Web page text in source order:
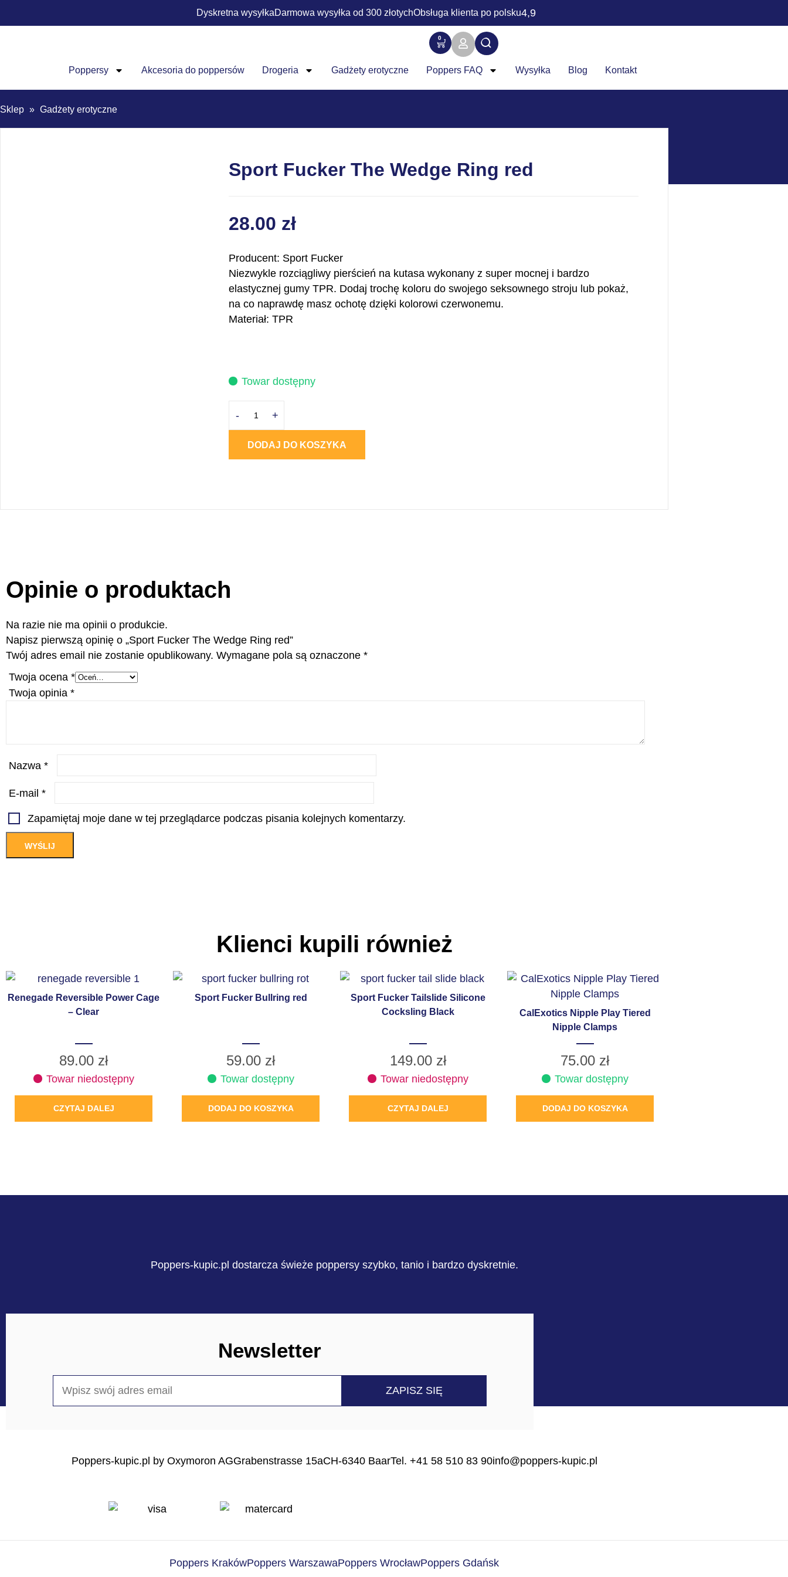
Dyskretna wysyłkaDarmowa wysyłka od 300 złotychObsługa klienta po polsku4,9
0
Poppersy Akcesoria do poppersów Drogeria Gadżety erotyczne Poppers FAQ Wysyłka Blog Kontakt
Sklep » Gadżety erotyczne
Sport Fucker The Wedge Ring red
28.00 zł
Producent: Sport Fucker
Niezwykle rozciągliwy pierścień na kutasa wykonany z super mocnej i bardzo
elastycznej gumy TPR. Dodaj trochę koloru do swojego seksownego stroju lub pokaż,
na co naprawdę masz ochotę dzięki kolorowi czerwonemu.
Materiał: TPR
Towar dostępny
- +
DODAJ DO KOSZYKA
Opinie o produktach
Na razie nie ma opinii o produkcie.
Napisz pierwszą opinię o „Sport Fucker The Wedge Ring red”
Twój adres email nie zostanie opublikowany. Wymagane pola są oznaczone *
Twoja ocena *
Twoja opinia *
Nazwa *
E-mail *
Zapamiętaj moje dane w tej przeglądarce podczas pisania kolejnych komentarzy.
Klienci kupili również
Renegade Reversible Power Cage
– Clear
89.00 zł
Towar niedostępny
CZYTAJ DALEJ
Sport Fucker Bullring red
59.00 zł
Towar dostępny
DODAJ DO KOSZYKA
Sport Fucker Tailslide Silicone
Cocksling Black
149.00 zł
Towar niedostępny
CZYTAJ DALEJ
CalExotics Nipple Play Tiered
Nipple Clamps
75.00 zł
Towar dostępny
DODAJ DO KOSZYKA
Poppers-kupic.pl dostarcza świeże poppersy szybko, tanio i bardzo dyskretnie.
Newsletter
Poppers-kupic.pl by Oxymoron AGGrabenstrasse 15aCH-6340 BaarTel. +41 58 510 83 90info@poppers-kupic.pl
Poppers KrakówPoppers WarszawaPoppers WrocławPoppers Gdańsk